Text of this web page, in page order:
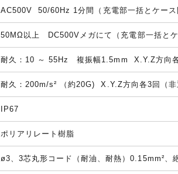
AC500V 50/60Hz 1分間（充電部一括とケース
50MΩ以上 DC500Vメガにて（充電部一括と
耐久：10 ～ 55Hz 複振幅1.5mm X.Y.Z方向
耐久：200m/s² （約20G) X.Y.Z方向各3回（非
IP67
ポリアリレート樹脂
ø3、3芯丸形コード（耐油、耐熱）0.15mm²、